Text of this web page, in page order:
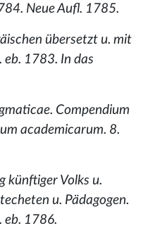
Neue Aufl. 1785.
übersetzt u. mit
1783. In das
Compendium
academicarum. 8.
künftiger Volks u.
u. Pädagogen.
eb. 1786.